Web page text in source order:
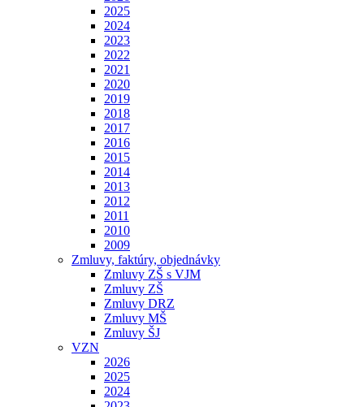
2025
2024
2023
2022
2021
2020
2019
2018
2017
2016
2015
2014
2013
2012
2011
2010
2009
Zmluvy, faktúry, objednávky
Zmluvy ZŠ s VJM
Zmluvy ZŠ
Zmluvy DRZ
Zmluvy MŠ
Zmluvy ŠJ
VZN
2026
2025
2024